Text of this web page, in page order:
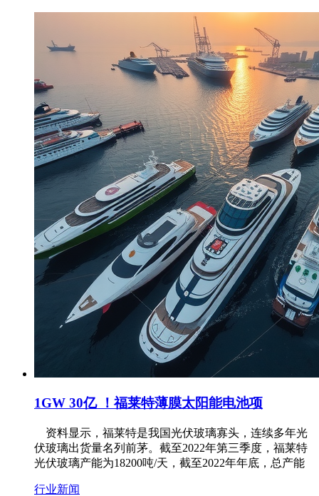
1GW 30亿 ！福莱特薄膜太阳能电池项
资料显示，福莱特是我国光伏玻璃寡头，连续多年光
伏玻璃出货量名列前茅。截至2022年第三季度，福莱特
光伏玻璃产能为18200吨/天，截至2022年年底，总产能
行业新闻